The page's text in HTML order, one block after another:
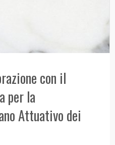
con il
per la
Attuativo dei